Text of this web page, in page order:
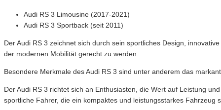
Audi RS 3 Limousine (2017-2021)
Audi RS 3 Sportback (seit 2011)
Der Audi RS 3 zeichnet sich durch sein sportliches Design,
der modernen Mobilität gerecht zu werden.
Besondere Merkmale des Audi RS 3 sind unter anderem das
Der Audi RS 3 richtet sich an Enthusiasten, die Wert auf Leistung
sportliche Fahrer, die ein kompaktes und leistungsstarkes Fahrzeug